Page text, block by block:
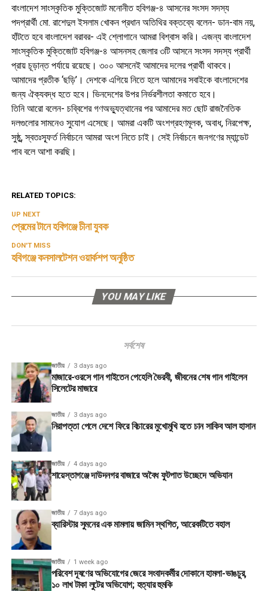
বাংলাদেশ সাংস্কৃতিক মুক্তিজোট মনোনীত হবিগঞ্জ-৪ আসনের সংসদ সদস্য
পদপ্রার্থী মো. রাশেদুল ইসলাম খোকন প্রধান অতিথির বক্তব্যে বলেন- ডান-বাম নয়,
হাঁটতে হবে বাংলাদেশ বরাবর- এই শ্লোগানে আমরা বিশ্বাস করি। এজন্য বাংলাদেশ
সাংস্কৃতিক মুক্তিজোট হবিগঞ্জ-৪ আসনসহ জেলার ৩টি আসনে সংসদ সদস্য প্রার্থী
প্রায় চূড়ান্ত পর্যায়ে রয়েছে। ৩০০ আসনেই আমাদের দলের প্রার্থী থাকবে।
আমাদের প্রতীক ‘ছড়ি’। দেশকে এগিয়ে নিতে হলে আমাদের সবাইকে বাংলাদেশের
জন্য ঐক্যবদ্ধ হতে হবে। ভিনদেশের উপর নির্ভরশীলতা কমাতে হবে।
তিনি আরো বলেন- চব্বিশের গণঅভ্যুত্থানের পর আমাদের মত ছোট রাজনৈতিক
দলগুলোর সামনেও সুযোগ এসেছে। আমরা একটি অংশগ্রহণমূলক, অবাধ, নিরপেক্ষ,
সুষ্ঠু, স্বতঃস্ফূর্ত নির্বাচনে আমরা অংশ নিতে চাই। সেই নির্বাচনে জনগণের ম্যান্ডেট
পাব বলে আশা করছি।
RELATED TOPICS:
UP NEXT
প্রেমের টানে হবিগঞ্জে চীনা যুবক
DON'T MISS
হবিগঞ্জে কনসালটেশন ওয়ার্কশপ অনুষ্ঠিত
YOU MAY LIKE
সর্বশেষ
জাতীয় 3 days ago
মাজারে-ওরসে গান গাইতেন পেহেলি ভৈরবী, জীবনের শেষ গান গাইলেন
সিলেটের মাজারে
জাতীয় 3 days ago
নিরাপত্তা পেলে দেশে ফিরে বিচারের মুখোমুখি হতে চান সাকিব আল হাসান
জাতীয় 4 days ago
শায়েস্তাগঞ্জে দাউদনগর বাজারে অবৈধ ফুটপাত উচ্ছেদে অভিযান
জাতীয় 7 days ago
ব্যারিস্টার সুমনের এক মামলায় জামিন স্থগিত, আরেকটিতে বহাল
জাতীয় 1 week ago
পরিবেশ দূষণের অভিযোগের জেরে সংবাদকর্মীর দোকানে হামলা-ভাঙচুর,
১০ লাখ টাকা লুটের অভিযোগ; হত্যার হুমকি